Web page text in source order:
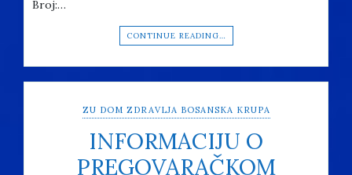
Broj:…
CONTINUE READING…
ZU DOM ZDRAVLJA BOSANSKA KRUPA
INFORMACIJU O
PREGOVARAČKOM